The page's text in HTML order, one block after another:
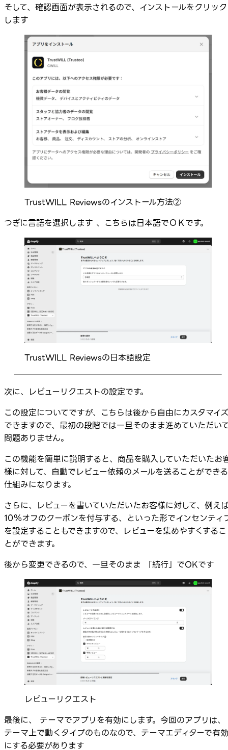
そして、確認画面が表示されるので、インストールをクリック
します
TrustWILL Reviewsのインストール方法②
つぎに言語を選択します 、こちらは日本語でＯＫです。
TrustWILL Reviewsの日本語設定
次に、レビューリクエストの設定です。
この設定についてですが、こちらは後から自由にカスタマイズ
できますので、最初の段階では一旦そのまま進めていただい
問題ありません。
この機能を簡単に説明すると、商品を購入していただいたお
様に対して、自動でレビュー依頼のメールを送ることができる
仕組みになります。
さらに、レビューを書いていただいたお客様に対して、例え
10％オフのクーポンを付与する、といった形でインセンティ
を設定することもできますので、レビューを集めやすくするこ
とができます。
後から変更できるので、一旦そのまま 「続行」でOKです
レビューリクエスト
最後に、 テーマでアプリを有効にします。今回のアプリは、
テーマ上で動くタイプのものなので、テーマエディターで有効
にする必要があります